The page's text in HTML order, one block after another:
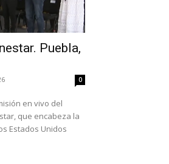
Puebla,
0
en vivo del
que encabeza la
Estados Unidos